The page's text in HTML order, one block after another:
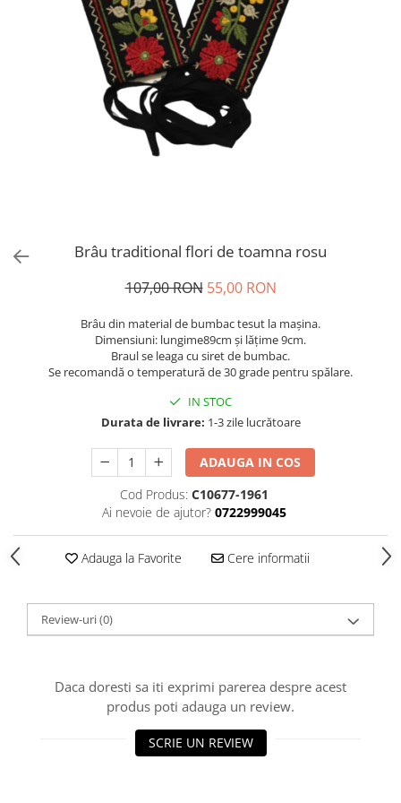
Brâu traditional flori de toamna rosu
107,00 RON 55,00 RON
Brâu din material de bumbac tesut la mașina.
Dimensiuni: lungime89cm și lățime 9cm.
Braul se leaga cu siret de bumbac.
Se recomandă o temperatură de 30 grade pentru spălare.
IN STOC
Durata de livrare: 1-3 zile lucrătoare
ADAUGA IN COS
Cod Produs: C10677-1961
Ai nevoie de ajutor? 0722999045
Adauga la Favorite Cere informatii
Review-uri(0)
Daca doresti sa iti exprimi parerea despre acest
produs poti adauga un review.
SCRIE UN REVIEW